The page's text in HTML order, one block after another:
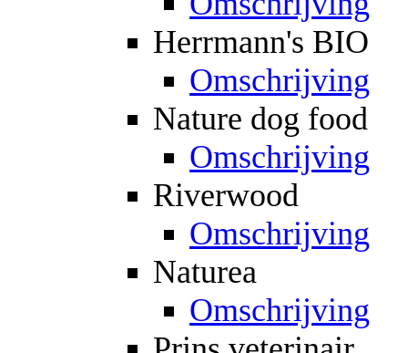
Herrmann's BIO
Omschrijving
Nature dog food
Omschrijving
Riverwood
Omschrijving
Naturea
Omschrijving